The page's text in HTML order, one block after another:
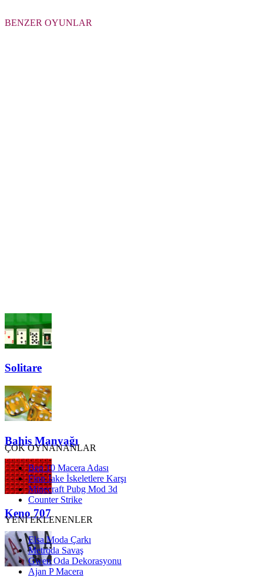
BENZER OYUNLAR
Solitare
Bahis Manyağı
Keno 707
ÇOK OYNANANLAR
Ben 10 Macera Adası
Finn Jake İskeletlere Karşı
Minecraft Pubg Mod 3d
Counter Strike
YENİ EKLENENLER
Elsa Moda Çarkı
Metroda Savaş
Gwen Oda Dekorasyonu
Ajan P Macera